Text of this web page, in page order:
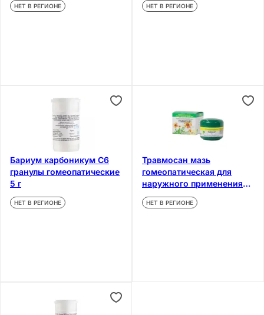
НЕТ В РЕГИОНЕ НЕТ В РЕГИОНЕ
Бариум карбоникум С6
гранулы гомеопатические
5 г
НЕТ В РЕГИОНЕ
Травмосан мазь
гомеопатическая для
наружного применения
20 г
НЕТ В РЕГИОНЕ